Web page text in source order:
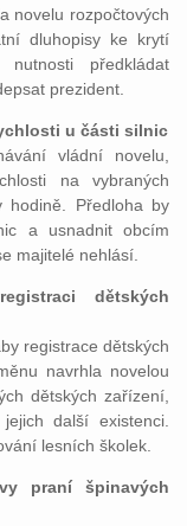
novelu rozpočtových
dluhopisy ke krytí
nutnosti předkládat
prezident.
u části silnic
vládní novelu,
na vybraných
Předloha by
a usnadnit obcím
majitelé nehlásí.
dětských
registrace dětských
navrhla novelou
dětských zařízení,
další existenci.
lesních školek.
praní špinavých